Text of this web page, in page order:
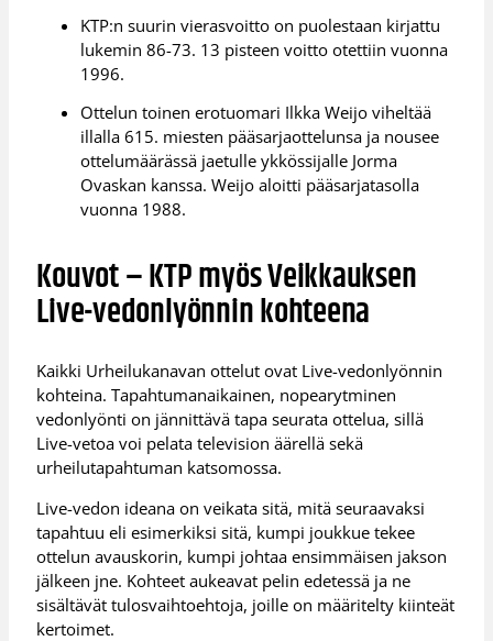
KTP:n suurin vierasvoitto on puolestaan kirjattu
lukemin 86-73. 13 pisteen voitto otettiin vuonna
1996.
Ottelun toinen erotuomari Ilkka Weijo viheltää
illalla 615. miesten pääsarjaottelunsa ja nousee
ottelumäärässä jaetulle ykkössijalle Jorma
Ovaskan kanssa. Weijo aloitti pääsarjatasolla
vuonna 1988.
Kouvot – KTP myös Veikkauksen
Live-vedonlyönnin kohteena
Kaikki Urheilukanavan ottelut ovat Live-vedonlyönnin
kohteina. Tapahtumanaikainen, nopearytminen
vedonlyönti on jännittävä tapa seurata ottelua, sillä
Live-vetoa voi pelata television äärellä sekä
urheilutapahtuman katsomossa.
Live-vedon ideana on veikata sitä, mitä seuraavaksi
tapahtuu eli esimerkiksi sitä, kumpi joukkue tekee
ottelun avauskorin, kumpi johtaa ensimmäisen jakson
jälkeen jne. Kohteet aukeavat pelin edetessä ja ne
sisältävät tulosvaihtoehtoja, joille on määritelty kiinteät
kertoimet.